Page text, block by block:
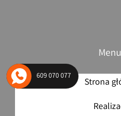
Menu
Strona
609 070 077